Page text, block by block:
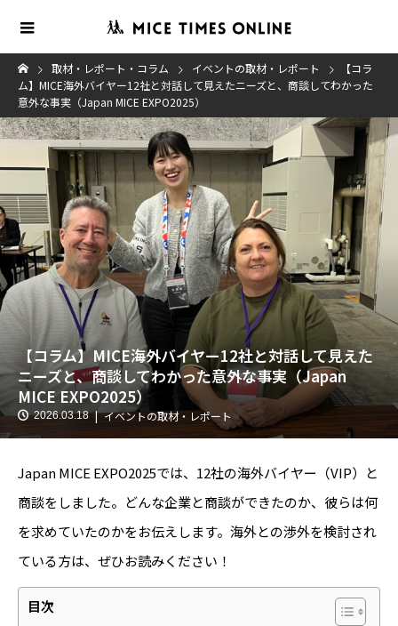
取材・レポート・コラム イベントの取材・レポート
【コラ
ム】MICE海外バイヤー12社と対話して見えたニーズと、商談してわかった
意外な事実（Japan MICE EXPO2025）
【コラム】MICE海外バイヤー12社と対話して見えた
ニーズと、商談してわかった意外な事実（Japan
MICE EXPO2025）
2026.03.18 イベントの取材・レポート
Japan MICE EXPO2025では、12社の海外バイヤー（VIP）と
商談をしました。どんな企業と商談ができたのか、彼らは何
を求めていたのかをお伝えします。海外との渉外を検討され
ている方は、ぜひお読みください！
目次